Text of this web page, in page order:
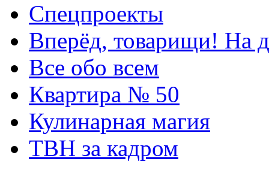
Спецпроекты
Вперёд, товарищи! На
Все обо всем
Квартира № 50
Кулинарная магия
ТВН за кадром